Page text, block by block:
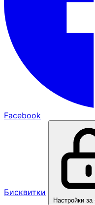
Facebook
Бисквитки
Настройки за